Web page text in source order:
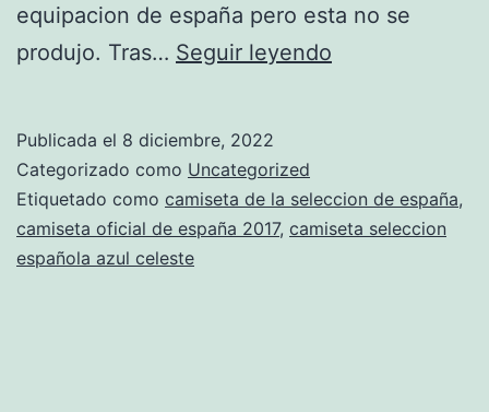
equipacion de españa pero esta no se
produjo. Tras… Seguir leyendo
2015
Publicada el 8 diciembre, 2022
Categorizado como Uncategorized
Etiquetado como camiseta de la seleccion de españa,
camiseta oficial de españa 2017, camiseta seleccion
española azul celeste